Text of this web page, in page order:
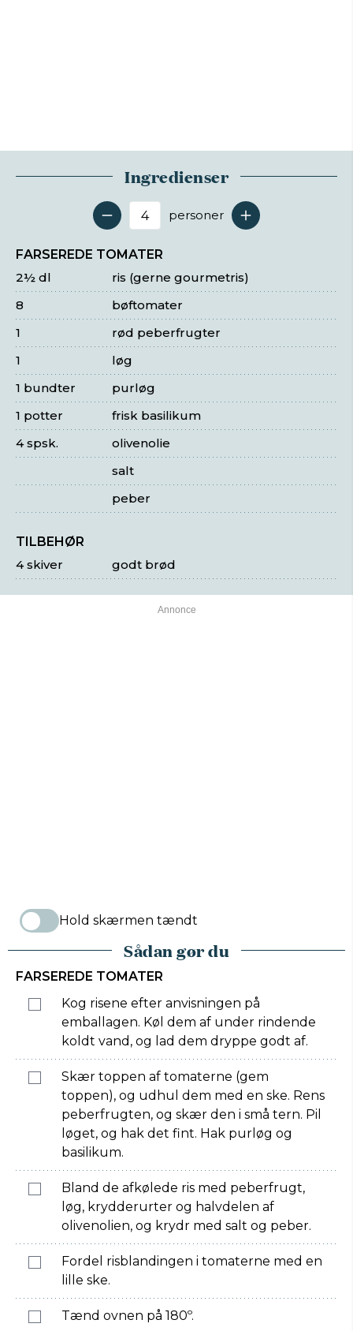
Ingredienser
Antal serveringer
personer
FARSEREDE TOMATER
ris (gerne gourmetris)
2½ dl
bøftomater
8
rød peberfrugter
1
løg
1
purløg
1 bundter
frisk basilikum
1 potter
olivenolie
4 spsk.
salt
peber
TILBEHØR
godt brød
4 skiver
Hold skærmen tændt
Sådan gør du
FARSEREDE TOMATER
Kog risene efter anvisningen på
emballagen. Køl dem af under rindende
koldt vand, og lad dem dryppe godt af.
Skær toppen af tomaterne (gem
toppen), og udhul dem med en ske. Rens
peberfrugten, og skær den i små tern. Pil
løget, og hak det fint. Hak purløg og
basilikum.
Bland de afkølede ris med peberfrugt,
løg, krydderurter og halvdelen af
olivenolien, og krydr med salt og peber.
Fordel risblandingen i tomaterne med en
lille ske.
Tænd ovnen på 180º.